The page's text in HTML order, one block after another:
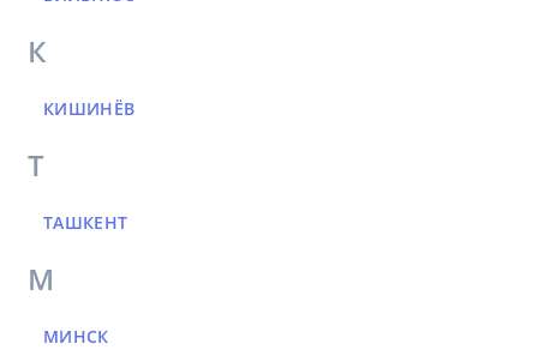
К
КИШИНЁВ
Т
ТАШКЕНТ
М
МИНСК